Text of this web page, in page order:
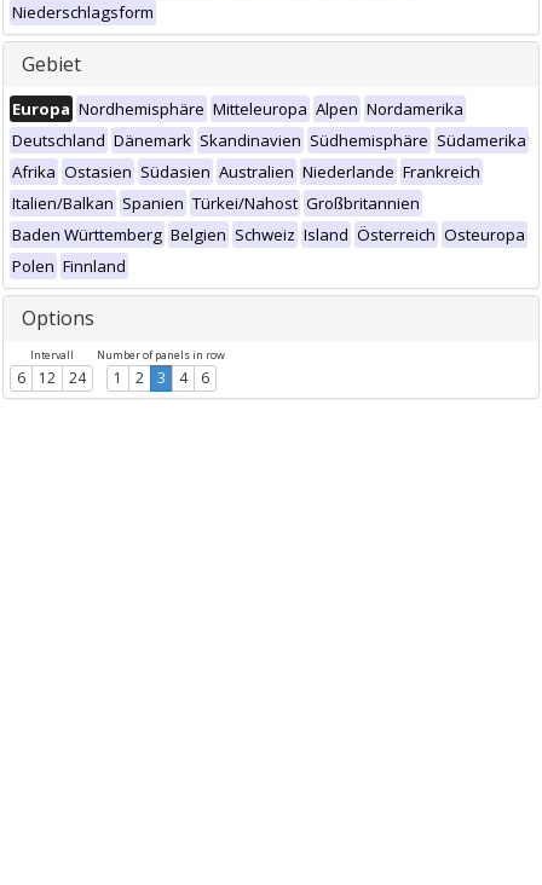
Niederschlagsform
Gebiet
Europa Nordhemisphäre Mitteleuropa Alpen Nordamerika
Deutschland Dänemark Skandinavien Südhemisphäre Südamerika
Afrika Ostasien Südasien Australien Niederlande Frankreich
Italien/Balkan Spanien Türkei/Nahost Großbritannien
Baden Württemberg Belgien Schweiz Island Österreich Osteuropa
Polen Finnland
Options
Intervall
6 12 24
Number of panels in row
1 2 3 4 6